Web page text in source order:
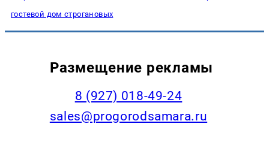
гостевой дом строгановых
Размещение рекламы
8 (927) 018-49-24
sales@progorodsamara.ru